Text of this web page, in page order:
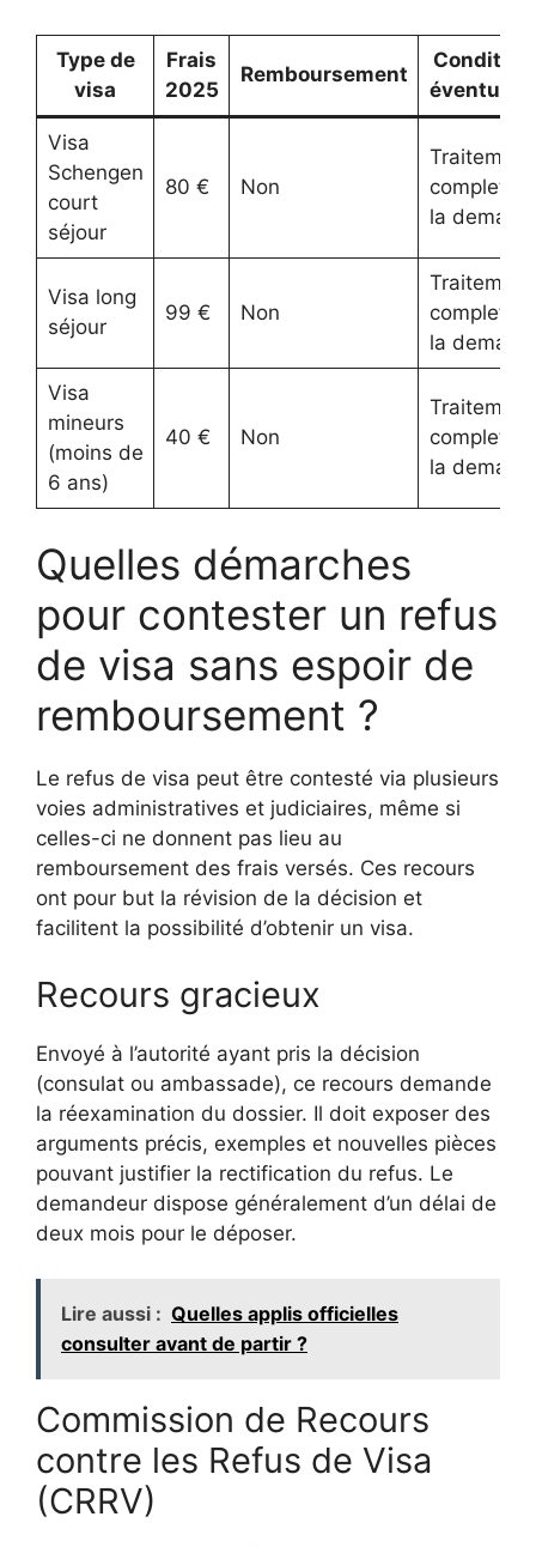
Type de
visa
Frais
2025
Remboursement
Visa
Schengen
court
séjour
80 € Non
Traitement
complet de
la
Visa long
séjour
99 € Non
Traitement
complet de
la
Visa
mineurs
(moins de
6 ans)
40 € Non
Traitement
complet de
la
Quelles démarches
pour contester un refus
de visa sans espoir de
remboursement ?
Le refus de visa peut être contesté via plusieurs
voies administratives et judiciaires, même si
celles-ci ne donnent pas lieu au
remboursement des frais versés. Ces recours
ont pour but la révision de la décision et
facilitent la possibilité d’obtenir un visa.
Recours gracieux
Envoyé à l’autorité ayant pris la décision
(consulat ou ambassade), ce recours demande
la réexamination du dossier. Il doit exposer des
arguments précis, exemples et nouvelles pièces
pouvant justifier la rectification du refus. Le
demandeur dispose généralement d’un délai de
deux mois pour le déposer.
Lire aussi : Quelles applis officielles
consulter avant de partir ?
Commission de Recours
contre les Refus de Visa
(CRRV)